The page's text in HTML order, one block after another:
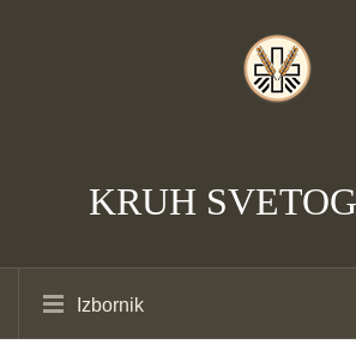
KRUH
Izbornik